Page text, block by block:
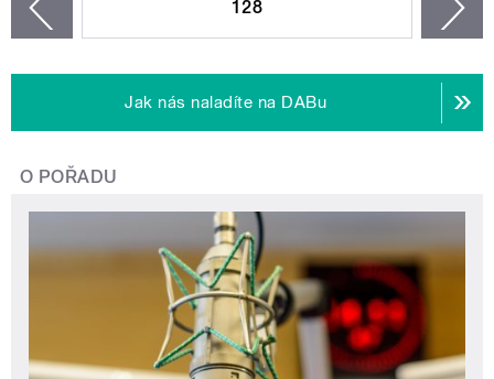
128
Jak nás naladíte na DABu
O POŘADU